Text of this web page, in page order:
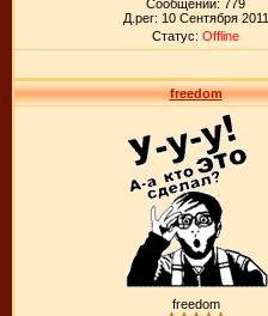
Сообщений: 779
Д.рег: 10 Сентября 2011
Статус: Offline
freedom
freedom